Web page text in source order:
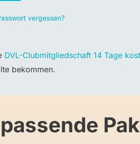
vergessen?
DVL-Clubmitgliedschaft 14 Tage
bekommen.